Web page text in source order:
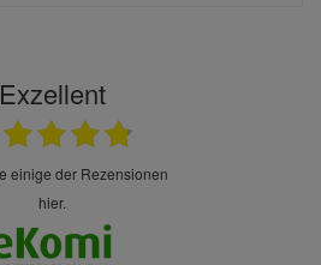
Exzellent
hier.